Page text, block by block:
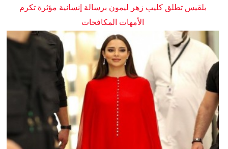
بلقيس تطلق كليب زهر ليمون برسالة إنسانية مؤثرة تكرم
الأمهات المكافحات